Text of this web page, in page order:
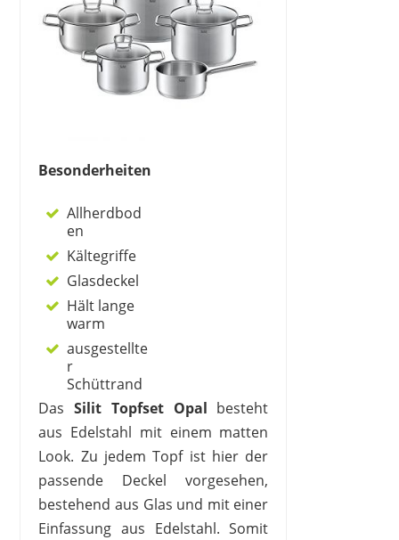
Besonderheiten
Allherdbod
en
Kältegriffe
Glasdeckel
Hält lange
warm
ausgestellte
r
Schüttrand
Das Silit Topfset Opal besteht
aus Edelstahl mit einem matten
Look. Zu jedem Topf ist hier der
passende Deckel vorgesehen,
bestehend aus Glas und mit einer
Einfassung aus Edelstahl. Somit